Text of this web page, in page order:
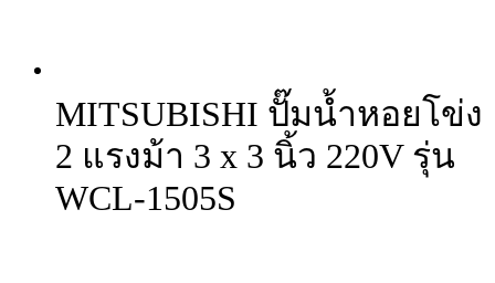
MITSUBISHI ปั๊มน้ำหอยโข่ง
2 แรงม้า 3 x 3 นิ้ว 220V รุ่น
WCL-1505S